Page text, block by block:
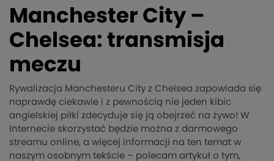
Manchester City –
Chelsea: transmisja
meczu
Rywalizacja Manchesteru City z Chelsea zapowiada się
naprawdę ciekawie i z pewnością nie jeden kibic
angielskiej piłki zdecyduje się ją obejrzeć na żywo! W
Internecie skorzystać będzie można z darmowego
streamu online, a więcej informacji na ten temat w
naszym osobnym tekście – polecam artykuł o tym,